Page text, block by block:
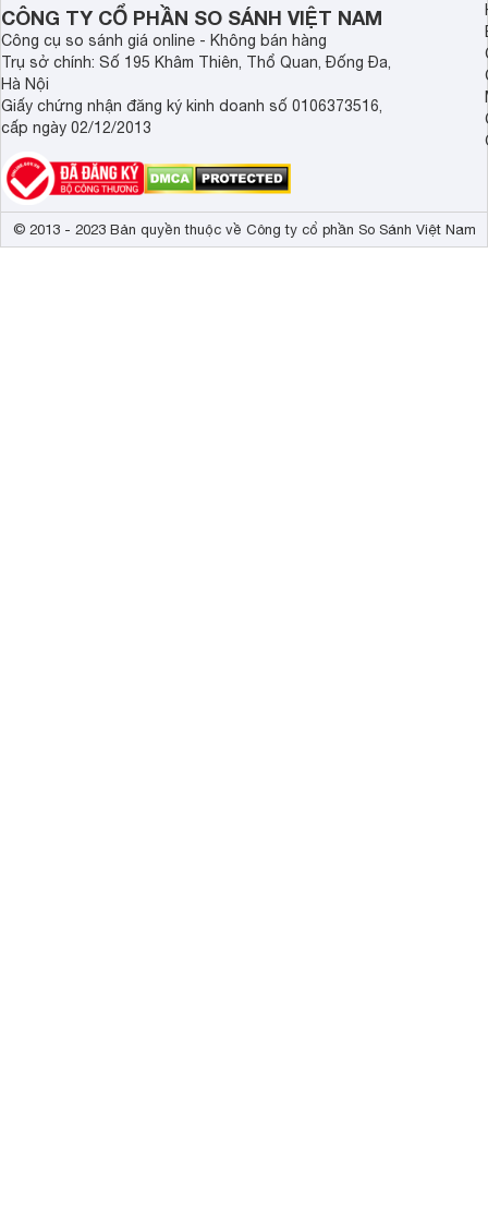
CÔNG TY CỔ PHẦN SO SÁNH VIỆT NAM
Công cụ so sánh giá online - Không bán hàng
Trụ sở chính: Số 195 Khâm Thiên, Thổ Quan, Đống Đa,
Hà Nội
Giấy chứng nhận đăng ký kinh doanh số 0106373516,
cấp ngày 02/12/2013
© 2013 - 2023 Bản quyền thuộc về Công ty cổ phần So Sánh Việt Nam